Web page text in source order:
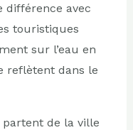
différence avec
touristiques
sur l’eau en
reflètent dans le
partent de la ville